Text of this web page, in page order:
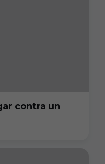
contra un